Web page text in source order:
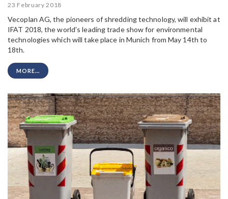
23 February 2018
Vecoplan AG, the pioneers of shredding technology, will exhibit at
IFAT 2018, the world’s leading trade show for environmental
technologies which will take place in Munich from May 14th to
18th.
MORE...